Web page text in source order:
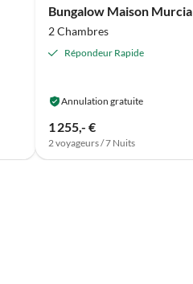
Bungalow Maison Murcia
2 Chambres
Répondeur Rapide
Annulation gratuite
1 255,- €
2 voyageurs / 7 Nuits